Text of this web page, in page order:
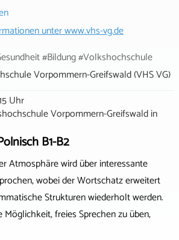
unterwww.vhs-vg.de
#Bildung #Volkshochschule
Vorpommern-Greifswald (VHS VG)
Uhr
Vorpommern-Greifswaldin
B1-B2
Atmosphäre wird über interessante
wobei der Wortschatz erweitert
Strukturen wiederholt werden.
Möglichkeit, freies Sprechen zu üben,